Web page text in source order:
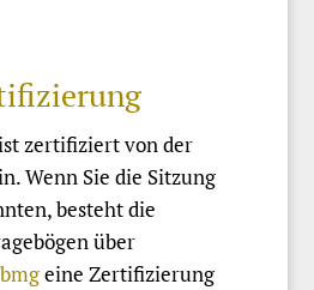
zertifiziert von der
Wenn Sie die Sitzung
besteht die
über
eine Zertifizierung